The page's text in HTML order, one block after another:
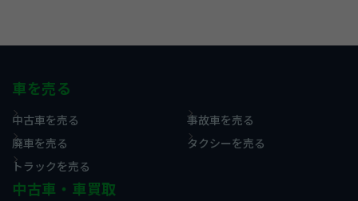
車を売る
中古車を売る
事故車を売る
廃車を売る
タクシーを売る
トラックを売る
中古車・車買取